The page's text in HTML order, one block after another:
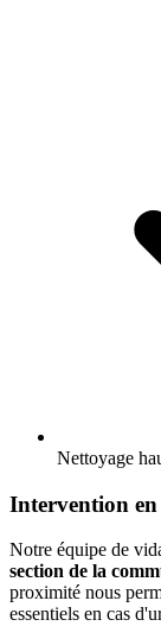
Nettoyage
Intervention
Notre équipe de
section de la
proximité nous
essentiels en cas